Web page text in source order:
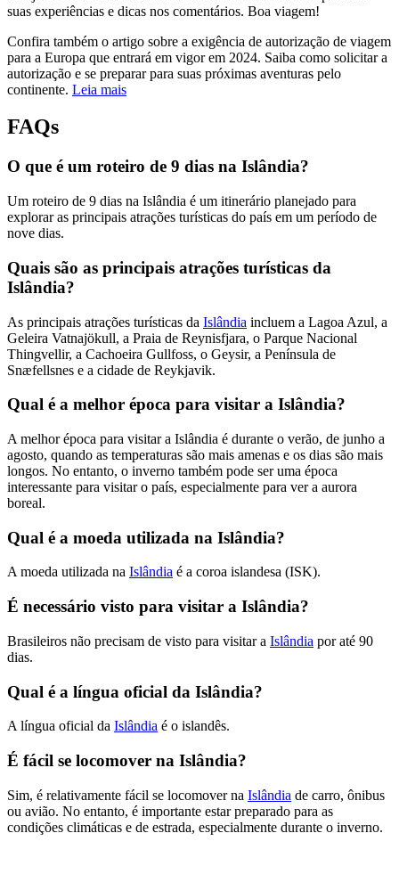
suas experiências e dicas nos comentários. Boa viagem!
Confira também o artigo sobre a exigência de autorização de viagem
para a Europa que entrará em vigor em 2024. Saiba como solicitar a
autorização e se preparar para suas próximas aventuras pelo
continente. Leia mais
FAQs
O que é um roteiro de 9 dias na Islândia?
Um roteiro de 9 dias na Islândia é um itinerário planejado para
explorar as principais atrações turísticas do país em um período de
nove dias.
Quais são as principais atrações turísticas da
Islândia?
As principais atrações turísticas da Islândia incluem a Lagoa Azul, a
Geleira Vatnajökull, a Praia de Reynisfjara, o Parque Nacional
Thingvellir, a Cachoeira Gullfoss, o Geysir, a Península de
Snæfellsnes e a cidade de Reykjavik.
Qual é a melhor época para visitar a Islândia?
A melhor época para visitar a Islândia é durante o verão, de junho a
agosto, quando as temperaturas são mais amenas e os dias são mais
longos. No entanto, o inverno também pode ser uma época
interessante para visitar o país, especialmente para ver a aurora
boreal.
Qual é a moeda utilizada na Islândia?
A moeda utilizada na Islândia é a coroa islandesa (ISK).
É necessário visto para visitar a Islândia?
Brasileiros não precisam de visto para visitar a Islândia por até 90
dias.
Qual é a língua oficial da Islândia?
A língua oficial da Islândia é o islandês.
É fácil se locomover na Islândia?
Sim, é relativamente fácil se locomover na Islândia de carro, ônibus
ou avião. No entanto, é importante estar preparado para as
condições climáticas e de estrada, especialmente durante o inverno.